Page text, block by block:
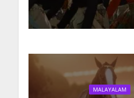
MALAYALAM